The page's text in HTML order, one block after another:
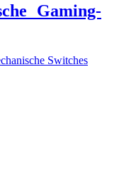
Gaming-
Switches